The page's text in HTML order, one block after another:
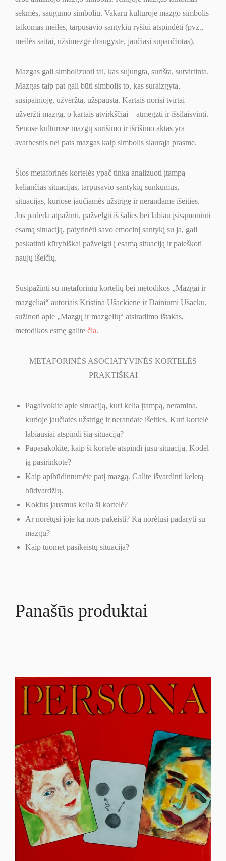
sėkmės, saugumo simboliu. Vakarų kultūroje mazgo simbolis
taikomas meilės, tarpusavio santykių ryšiui atspindėti (pvz.,
meilės saitai, užsimezgė draugystė, jaučiasi supančiotas).
Mazgas gali simbolizuoti tai, kas sujungta, surišta, sutvirtinta.
Mazgas taip pat gali būti simbolis to, kas suraizgyta,
susipainioję, užveržta, užspausta. Kartais norisi tvirtai
užveržti mazgą, o kartais atvirkščiai – atmegzti ir išsilaisvinti.
Senose kultūrose mazgų surišimo ir išrišimo aktas yra
svarbesnis nei pats mazgas kaip simbolis siaurąja prasme.
Šios metaforinės kortelės ypač tinka analizuoti įtampą
keliančias situacijas, tarpusavio santykių sunkumus,
situacijas, kuriose jaučiamės užstrigę ir nerandame išeities.
Jos padeda atpažinti, pažvelgti iš šalies bei labiau įsisąmoninti
esamą situaciją, patyrinėti savo emocinį santykį su ja, gali
paskatinti kūrybiškai pažvelgti į esamą situaciją ir paieškoti
naujų išeičių.
Susipažinti su metaforinių kortelių bei metodikos „Mazgai ir
mazgeliai“ autoriais Kristina Ušackiene ir Dainiumi Ušacku,
sužinoti apie „Mazgų ir mazgelių“ atsiradimo ištakas,
metodikos esmę galite čia.
METAFORINĖS ASOCIATYVINĖS KORTELĖS
PRAKTIŠKAI
Pagalvokite apie situaciją, kuri kelia įtampą, neramina,
kurioje jaučiatės užstrigę ir nerandate išeities. Kuri kortelė
labiausiai atspindi šią situaciją?
Papasakokite, kaip ši kortelė atspindi jūsų situaciją. Kodėl
ją pasirinkote?
Kaip apibūdintumėte patį mazgą. Galite išvardinti keletą
būdvardžių.
Kokius jausmus kelia ši kortelė?
Ar norėtųsi joje ką nors pakeisti? Ką norėtųsi padaryti su
mazgu?
Kaip tuomet pasikeistų situacija?
Panašūs produktai